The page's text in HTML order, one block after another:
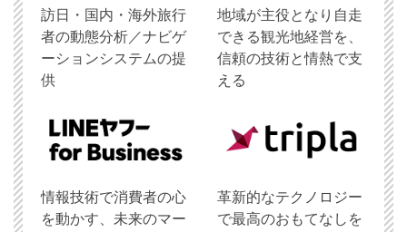
訪日・国内・海外旅行
者の動態分析／ナビゲ
ーションシステムの提
供
地域が主役となり自走
できる観光地経営を、
信頼の技術と情熱で支
える
情報技術で消費者の心
を動かす、未来のマー
革新的なテクノロジー
で最高のおもてなしを